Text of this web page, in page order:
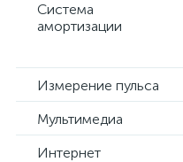
Система
амортизации
Измерение пульса
Мультимедиа
Интернет